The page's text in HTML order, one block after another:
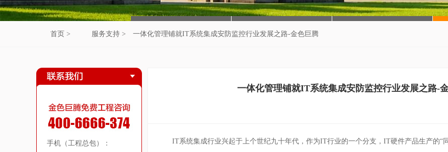
首页 > 服务支持 > 一体化管理铺就IT系统集成安防监控行业发展之路-金色巨腾
手机（工程总包）：
一体化管理铺就IT系统集成安防监控行业发展之路-
IT系统集成行业兴起于上个世纪九十年代，作为IT行业的一个分支，IT硬件产品生产的“